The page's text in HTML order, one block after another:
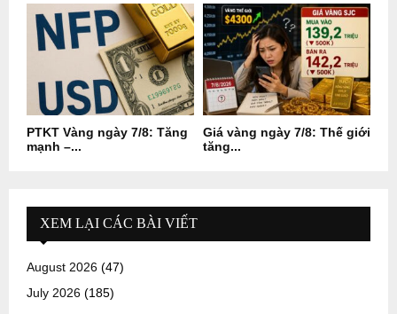
PTKT Vàng ngày 7/8: Tăng
mạnh –...
Giá vàng ngày 7/8: Thế giới
tăng...
XEM LẠI CÁC BÀI VIẾT
August 2026 (47)
July 2026 (185)